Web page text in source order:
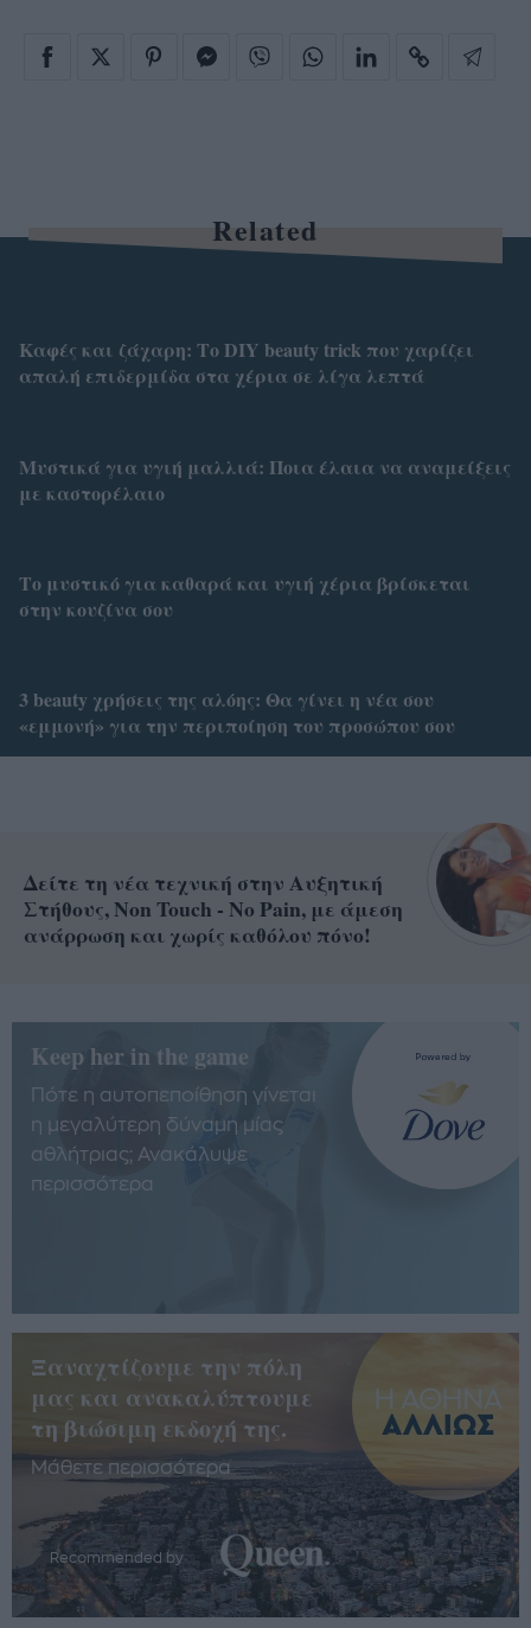
Related
Καφές και ζάχαρη: Το DIY beauty trick που χαρίζει
απαλή επιδερμίδα στα χέρια σε λίγα λεπτά
Μυστικά για υγιή μαλλιά: Ποια έλαια να αναμείξεις
με καστορέλαιο
Το μυστικό για καθαρά και υγιή χέρια βρίσκεται
στην κουζίνα σου
3 beauty χρήσεις της αλόης: Θα γίνει η νέα σου
«εμμονή» για την περιποίηση του προσώπου σου
Δείτε τη νέα τεχνική στην Αυξητική
Στήθους, Non Touch - No Pain, με άμεση
ανάρρωση και χωρίς καθόλου πόνο!
Keep her in the game
Πότε η αυτοπεποίθηση γίνεται
η μεγαλύτερη δύναμη μίας
αθλήτριας; Ανακάλυψε
περισσότερα
Ξαναχτίζουμε την πόλη
μας και ανακαλύπτουμε
τη βιώσιμη εκδοχή της.
Μάθετε περισσότερα
Recommended by